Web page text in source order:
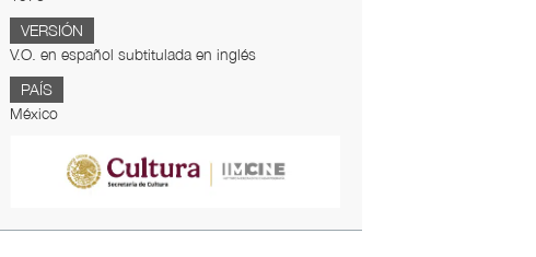
VERSIÓN
V.O. en español subtitulada en inglés
PAÍS
México